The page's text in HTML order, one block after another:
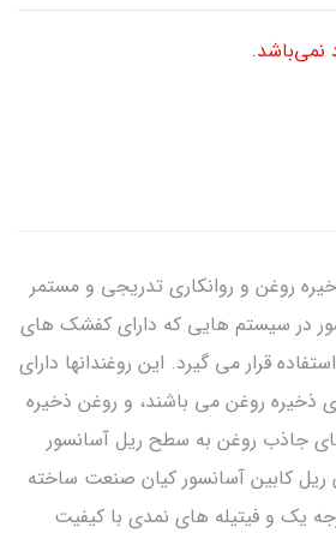
نمی‌باشد.
روغن و روانکاری تدریجی و مستمر
در سیستم هایی که دارای کفشک های
قرار می گیرد. این روغندانها دارای
ذخیره روغن می باشند، و روغن ذخیره
جاذب روغن به سطح ریل آسانسور
ریل کابین آسانسور کیان صنعت ساخته
یک و فیتیله های نمدی با کیفیت